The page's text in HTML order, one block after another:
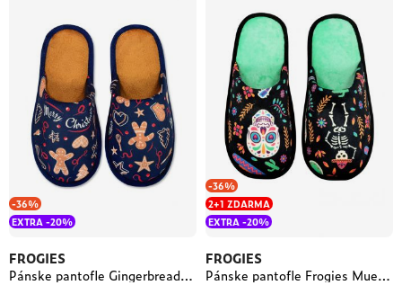
FROGIES
Pánske pantofle Gingerbread- Frogies
-36%
EXTRA -20%
FROGIES
Pánske pantofle Frogies Muertos
-36%
2+1 ZDARMA
EXTRA -20%